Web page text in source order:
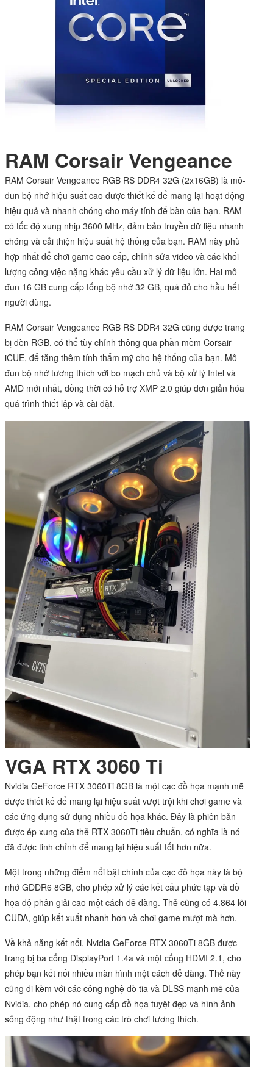
RAM Corsair Vengeance
RAM Corsair Vengeance RGB RS DDR4 32G (2x16GB) là mô-
đun bộ nhớ hiệu suất cao được thiết kế để mang lại hoạt động
hiệu quả và nhanh chóng cho máy tính để bàn của bạn. RAM
có tốc độ xung nhịp 3600 MHz, đảm bảo truyền dữ liệu nhanh
chóng và cải thiện hiệu suất hệ thống của bạn. RAM này phù
hợp nhất để chơi game cao cấp, chỉnh sửa video và các khối
lượng công việc nặng khác yêu cầu xử lý dữ liệu lớn. Hai mô-
đun 16 GB cung cấp tổng bộ nhớ 32 GB, quá đủ cho hầu hết
người dùng.
RAM Corsair Vengeance RGB RS DDR4 32G cũng được trang
bị đèn RGB, có thể tùy chỉnh thông qua phần mềm Corsair
iCUE, để tăng thêm tính thẩm mỹ cho hệ thống của bạn. Mô-
đun bộ nhớ tương thích với bo mạch chủ và bộ xử lý Intel và
AMD mới nhất, đồng thời có hỗ trợ XMP 2.0 giúp đơn giản hóa
quá trình thiết lập và cài đặt.
VGA RTX 3060 Ti
Nvidia GeForce RTX 3060Ti 8GB là một cạc đồ họa mạnh mẽ
được thiết kế để mang lại hiệu suất vượt trội khi chơi game và
các ứng dụng sử dụng nhiều đồ họa khác. Đây là phiên bản
được ép xung của thẻ RTX 3060Ti tiêu chuẩn, có nghĩa là nó
đã được tinh chỉnh để mang lại hiệu suất tốt hơn nữa.
Một trong những điểm nổi bật chính của cạc đồ họa này là bộ
nhớ GDDR6 8GB, cho phép xử lý các kết cấu phức tạp và đồ
họa độ phân giải cao một cách dễ dàng. Thẻ cũng có 4.864 lõi
CUDA, giúp kết xuất nhanh hơn và chơi game mượt mà hơn.
Về khả năng kết nối, Nvidia GeForce RTX 3060Ti 8GB được
trang bị ba cổng DisplayPort 1.4a và một cổng HDMI 2.1, cho
phép bạn kết nối nhiều màn hình một cách dễ dàng. Thẻ này
cũng đi kèm với các công nghệ dò tia và DLSS mạnh mẽ của
Nvidia, cho phép nó cung cấp đồ họa tuyệt đẹp và hình ảnh
sống động như thật trong các trò chơi tương thích.